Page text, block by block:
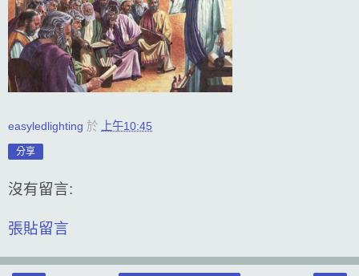
easyledlighting 於 上午10:45
分享
沒有留言:
張貼留言